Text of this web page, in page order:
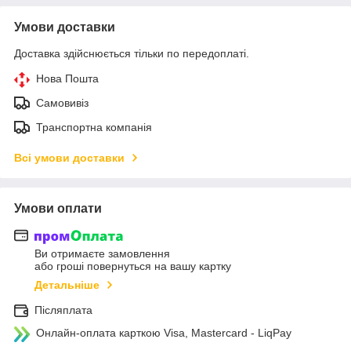
Умови доставки
Доставка здійснюється тільки по передоплаті.
Нова Пошта
Самовивіз
Транспортна компанія
Всі умови доставки
Умови оплати
Ви отримаєте замовлення
або гроші повернуться на вашу картку
Детальніше
Післяплата
Онлайн-оплата карткою Visa, Mastercard - LiqPay